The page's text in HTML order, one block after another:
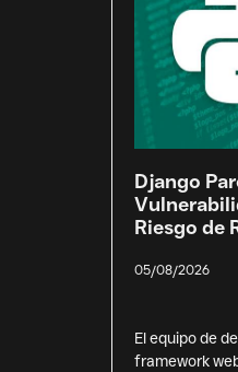
Django
Riesgo de
05/08/2026
El equipo de
framework